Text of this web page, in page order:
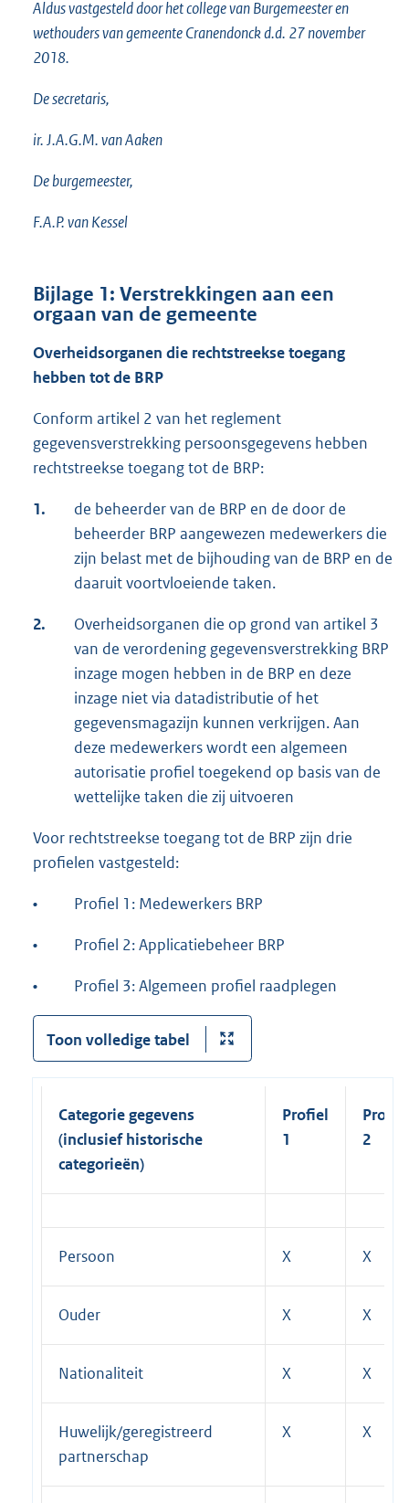
Aldus vastgesteld door het college van Burgemeester en
wethouders van gemeente Cranendonck d.d. 27 november
2018.
De secretaris,
ir. J.A.G.M. van Aaken
De burgemeester,
F.A.P. van Kessel
Bijlage 1: Verstrekkingen aan een
orgaan van de gemeente
Overheidsorganen die rechtstreekse toegang
hebben tot de BRP
Conform artikel 2 van het reglement
gegevensverstrekking persoonsgegevens hebben
rechtstreekse toegang tot de BRP:
1.
de beheerder van de BRP en de door de
beheerder BRP aangewezen medewerkers die
zijn belast met de bijhouding van de BRP en de
daaruit voortvloeiende taken.
2.
Overheidsorganen die op grond van artikel 3
van de verordening gegevensverstrekking BRP
inzage mogen hebben in de BRP en deze
inzage niet via datadistributie of het
gegevensmagazijn kunnen verkrijgen. Aan
deze medewerkers wordt een algemeen
autorisatie profiel toegekend op basis van de
wettelijke taken die zij uitvoeren
Voor rechtstreekse toegang tot de BRP zijn drie
profielen vastgesteld:
• Profiel 1: Medewerkers BRP
• Profiel 2: Applicatiebeheer BRP
• Profiel 3: Algemeen profiel raadplegen
Toon volledige tabel
Categorie gegevens
(inclusief historische
categorieën)
Profiel
1
Profiel
2
Persoon X X
Ouder X X
Nationaliteit X X
Huwelijk/geregistreerd
partnerschap
X X